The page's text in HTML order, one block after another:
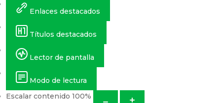
Enlaces destacados
Títulos destacados
Lector de pantalla
Modo de lectura
Escalar contenido 100%